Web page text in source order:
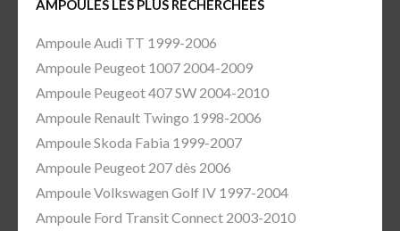
AMPOULES LES PLUS RECHERCHÉES
Ampoule Audi TT 1999-2006
Ampoule Peugeot 1007 2004-2009
Ampoule Peugeot 407 SW 2004-2010
Ampoule Renault Twingo 1998-2006
Ampoule Skoda Fabia 1999-2007
Ampoule Peugeot 207 dès 2006
Ampoule Volkswagen Golf IV 1997-2004
Ampoule Ford Transit Connect 2003-2010